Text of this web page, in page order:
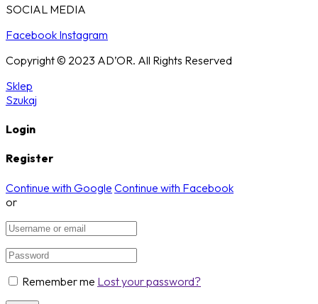
SOCIAL MEDIA
Facebook Instagram
Copyright © 2023 AD’OR. All Rights Reserved
Sklep
Szukaj
Login
Register
Continue with Google Continue with Facebook
or
Remember me Lost your password?